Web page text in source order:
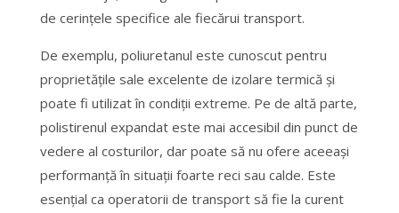
de cerințele specifice ale fiecărui transport.
De exemplu, poliuretanul este cunoscut pentru
proprietățile sale excelente de izolare termică și
poate fi utilizat în condiții extreme. Pe de altă parte,
polistirenul expandat este mai accesibil din punct de
vedere al costurilor, dar poate să nu ofere aceeași
performanță în situații foarte reci sau calde. Este
esențial ca operatorii de transport să fie la curent